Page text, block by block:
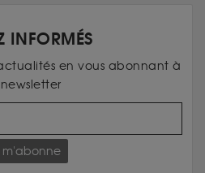
INFORMÉS
en vous abonnant à
m'abonne